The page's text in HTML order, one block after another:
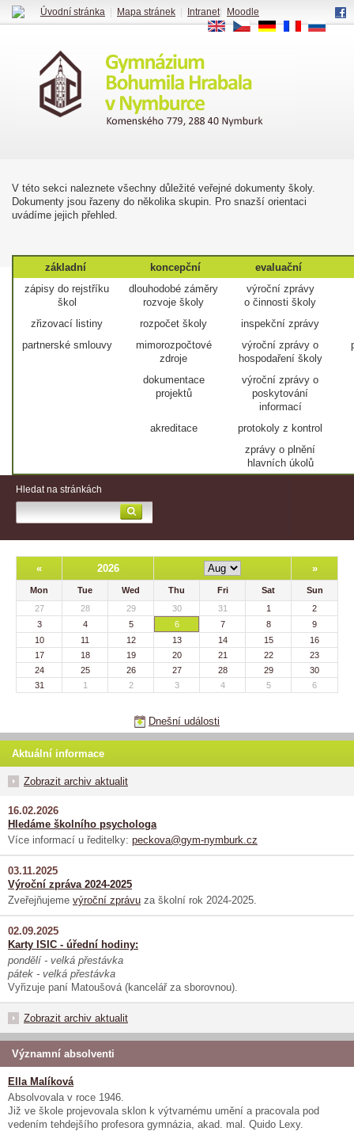
V této sekci naleznete všechny důležité veřejné dokumenty školy.
Dokumenty jsou řazeny do několika skupin. Pro snazší orientaci
uvádíme jejich přehled.
základní koncepční
evaluační
zápisy do rejstříku
škol
dlouhodobé záměry
rozvoje školy
výroční zprávy
o činnosti školy
zřizovací listiny
rozpočet školy
inspekční zprávy
partnerské smlouvy
mimorozpočtové
zdroje
výroční zprávy o
hospodaření školy
dokumentace
projektů
výroční zprávy o
poskytování
informací
akreditace
protokoly z kontrol
zprávy o plnění
hlavních úkolů
Hledat na stránkách
« 2026 »
Mon Tue Wed Thu Fri Sat
Sun
27
28 29 30 31 1
2
3
4 5 6 7 8
9
10
11 12 13 14 15
16
17
18 19 20 21 22
23
24
25 26 27 28 29
30
31
1 2 3 4 5 6
Dnešní události
Aktuální informace
Zobrazit archiv aktualit
16.02.2026
Hledáme školního psychologa
Více informací u ředitelky: peckova@gym-nymburk.cz
03.11.2025
Výroční zpráva 2024-2025
Zveřejňujeme výroční zprávu za školní rok 2024-2025.
02.09.2025
Karty ISIC - úřední hodiny:
pondělí - velká přestávka
pátek - velká přestávka
Vyřizuje paní Matoušová (kancelář za sborovnou).
Zobrazit archiv aktualit
Významní absolventi
Ella Malíková
Absolvovala v roce 1946.
Již ve škole projevovala sklon k výtvarnému umění a pracovala pod
vedením tehdejšího profesora gymnázia, akad. mal. Quido Lexy.
Úvodní stránka Mapa stránek Intranet|
Moodle
EN
CS DE FR RU